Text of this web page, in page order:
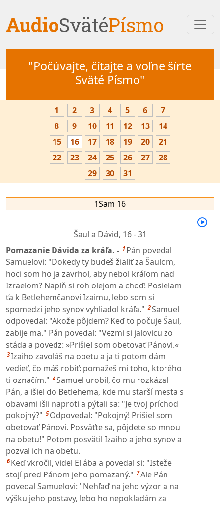
AudioSvätéPísmo
"Počúvajte, čítajte a voľne šírte
Sväté Písmo"
1 2 3 4 5 6
7
8
9 10 11 12 13
14
15
16 17 18 19 20
21
22
23 24 25 26 27
28
29
30 31
1Sam 16
Šaul a Dávid, 16 - 31
Pomazanie Dávida za kráľa. - 1 Pán povedal
Samuelovi: "Dokedy ty budeš žialiť za Šaulom,
hoci som ho ja zavrhol, aby nebol kráľom nad
Izraelom? Naplň si roh olejom a choď! Posielam
ťa k Betlehemčanovi Izaimu, lebo som si
spomedzi jeho synov vyhliadol kráľa." 2Samuel
odpovedal: "Akože pôjdem? Keď to počuje Šaul,
zabije ma." Pán povedal: "Vezmi si jalovicu zo
stáda a povedz: »Prišiel som obetovať Pánovi.«
3Izaiho zavoláš na obetu a ja ti potom dám
vedieť, čo máš robiť: pomažeš mi toho, ktorého
ti označím." 4Samuel urobil, čo mu rozkázal
Pán, a išiel do Betlehema, kde mu starší mesta s
obavami išli naproti a pýtali sa: "Je tvoj príchod
pokojný?" 5 Odpovedal: "Pokojný! Prišiel som
obetovať Pánovi. Posväťte sa, pôjdete so mnou
na obetu!" Potom posvätil Izaiho a jeho synov a
pozval ich na obetu.
6 Keď vkročil, videl Eliába a povedal si: "Isteže
stojí pred Pánom jeho pomazaný." 7Ale Pán
povedal Samuelovi: "Nehľaď na jeho výzor a na
výšku jeho postavy, lebo ho nepokladám za